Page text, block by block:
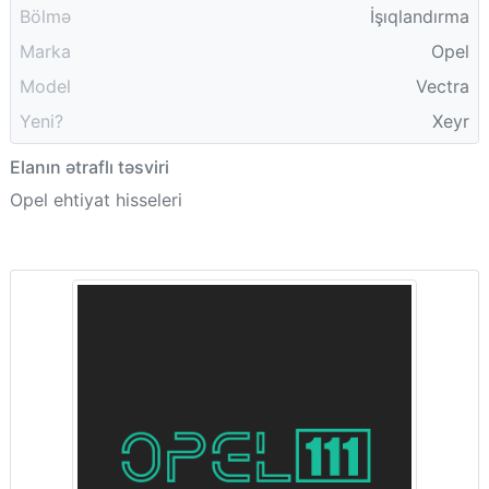
Bölmə
İşıqlandırma
Marka
Opel
Model
Vectra
Yeni?
Xeyr
Elanın ətraflı təsviri
Opel ehtiyat hisseleri